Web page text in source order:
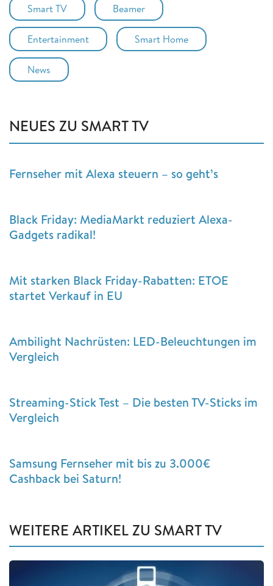
Smart TV Beamer
Entertainment Smart Home
News
NEUES ZU SMART TV
Fernseher mit Alexa steuern – so geht’s
Black Friday: MediaMarkt reduziert Alexa-
Gadgets radikal!
Mit starken Black Friday-Rabatten: ETOE
startet Verkauf in EU
Ambilight Nachrüsten: LED-Beleuchtungen im
Vergleich
Streaming-Stick Test – Die besten TV-Sticks im
Vergleich
Samsung Fernseher mit bis zu 3.000€
Cashback bei Saturn!
WEITERE ARTIKEL ZU SMART TV